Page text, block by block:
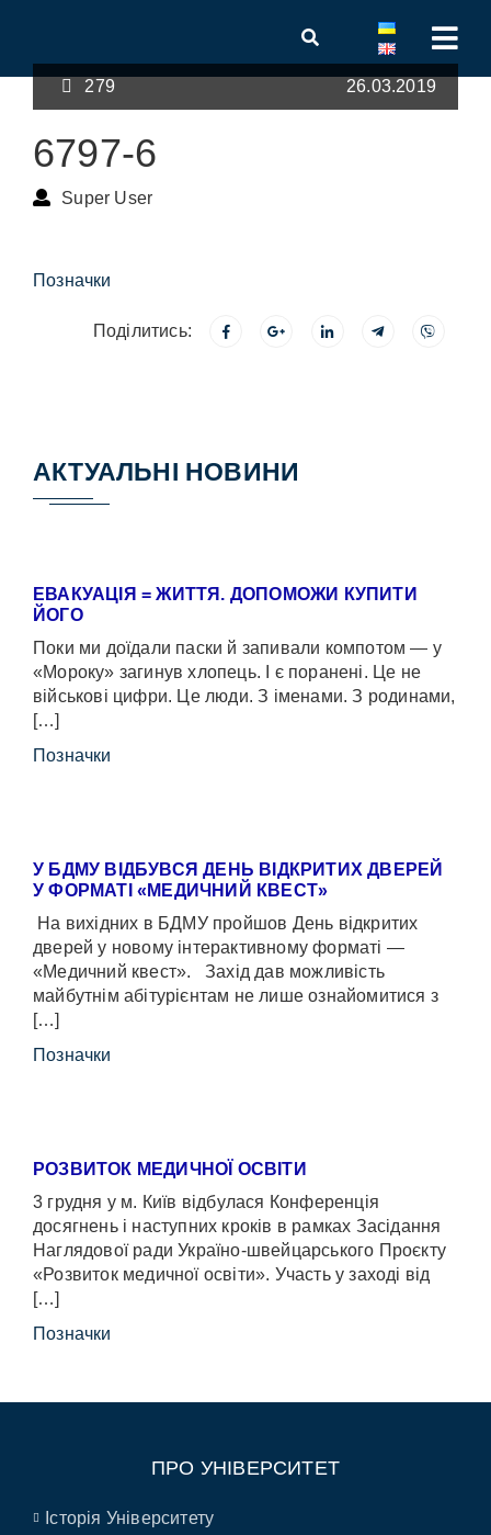
279 26.03.2019
6797-6
Super User
Позначки
Поділитись:
АКТУАЛЬНІ НОВИНИ
ЕВАКУАЦІЯ = ЖИТТЯ. ДОПОМОЖИ КУПИТИ
ЙОГО
Поки ми доїдали паски й запивали компотом — у
«Мороку» загинув хлопець. І є поранені. Це не
військові цифри. Це люди. З іменами. З родинами,
[…]
Позначки
У БДМУ ВІДБУВСЯ ДЕНЬ ВІДКРИТИХ ДВЕРЕЙ
У ФОРМАТІ «МЕДИЧНИЙ КВЕСТ»
На вихідних в БДМУ пройшов День відкритих
дверей у новому інтерактивному форматі —
«Медичний квест». Захід дав можливість
майбутнім абітурієнтам не лише ознайомитися з
[…]
Позначки
РОЗВИТОК МЕДИЧНОЇ ОСВІТИ
3 грудня у м. Київ відбулася Конференція
досягнень і наступних кроків в рамках Засідання
Наглядової ради Україно-швейцарського Проєкту
«Розвиток медичної освіти». Участь у заході від
[…]
Позначки
ПРО УНІВЕРСИТЕТ
Історія Університету